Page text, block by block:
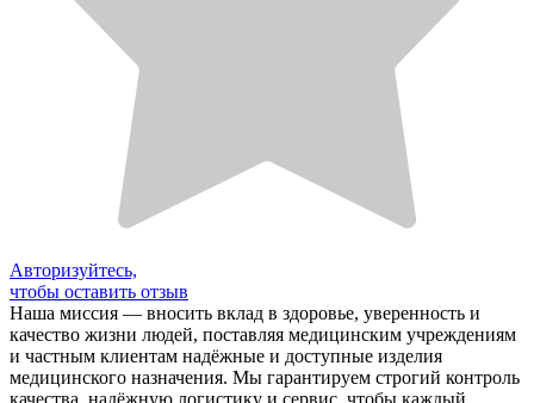
Авторизуйтесь,
чтобы оставить отзыв
Наша миссия — вносить вклад в здоровье, уверенность и
качество жизни людей, поставляя медицинским учреждениям
и частным клиентам надёжные и доступные изделия
медицинского назначения. Мы гарантируем строгий контроль
качества, надёжную логистику и сервис, чтобы каждый